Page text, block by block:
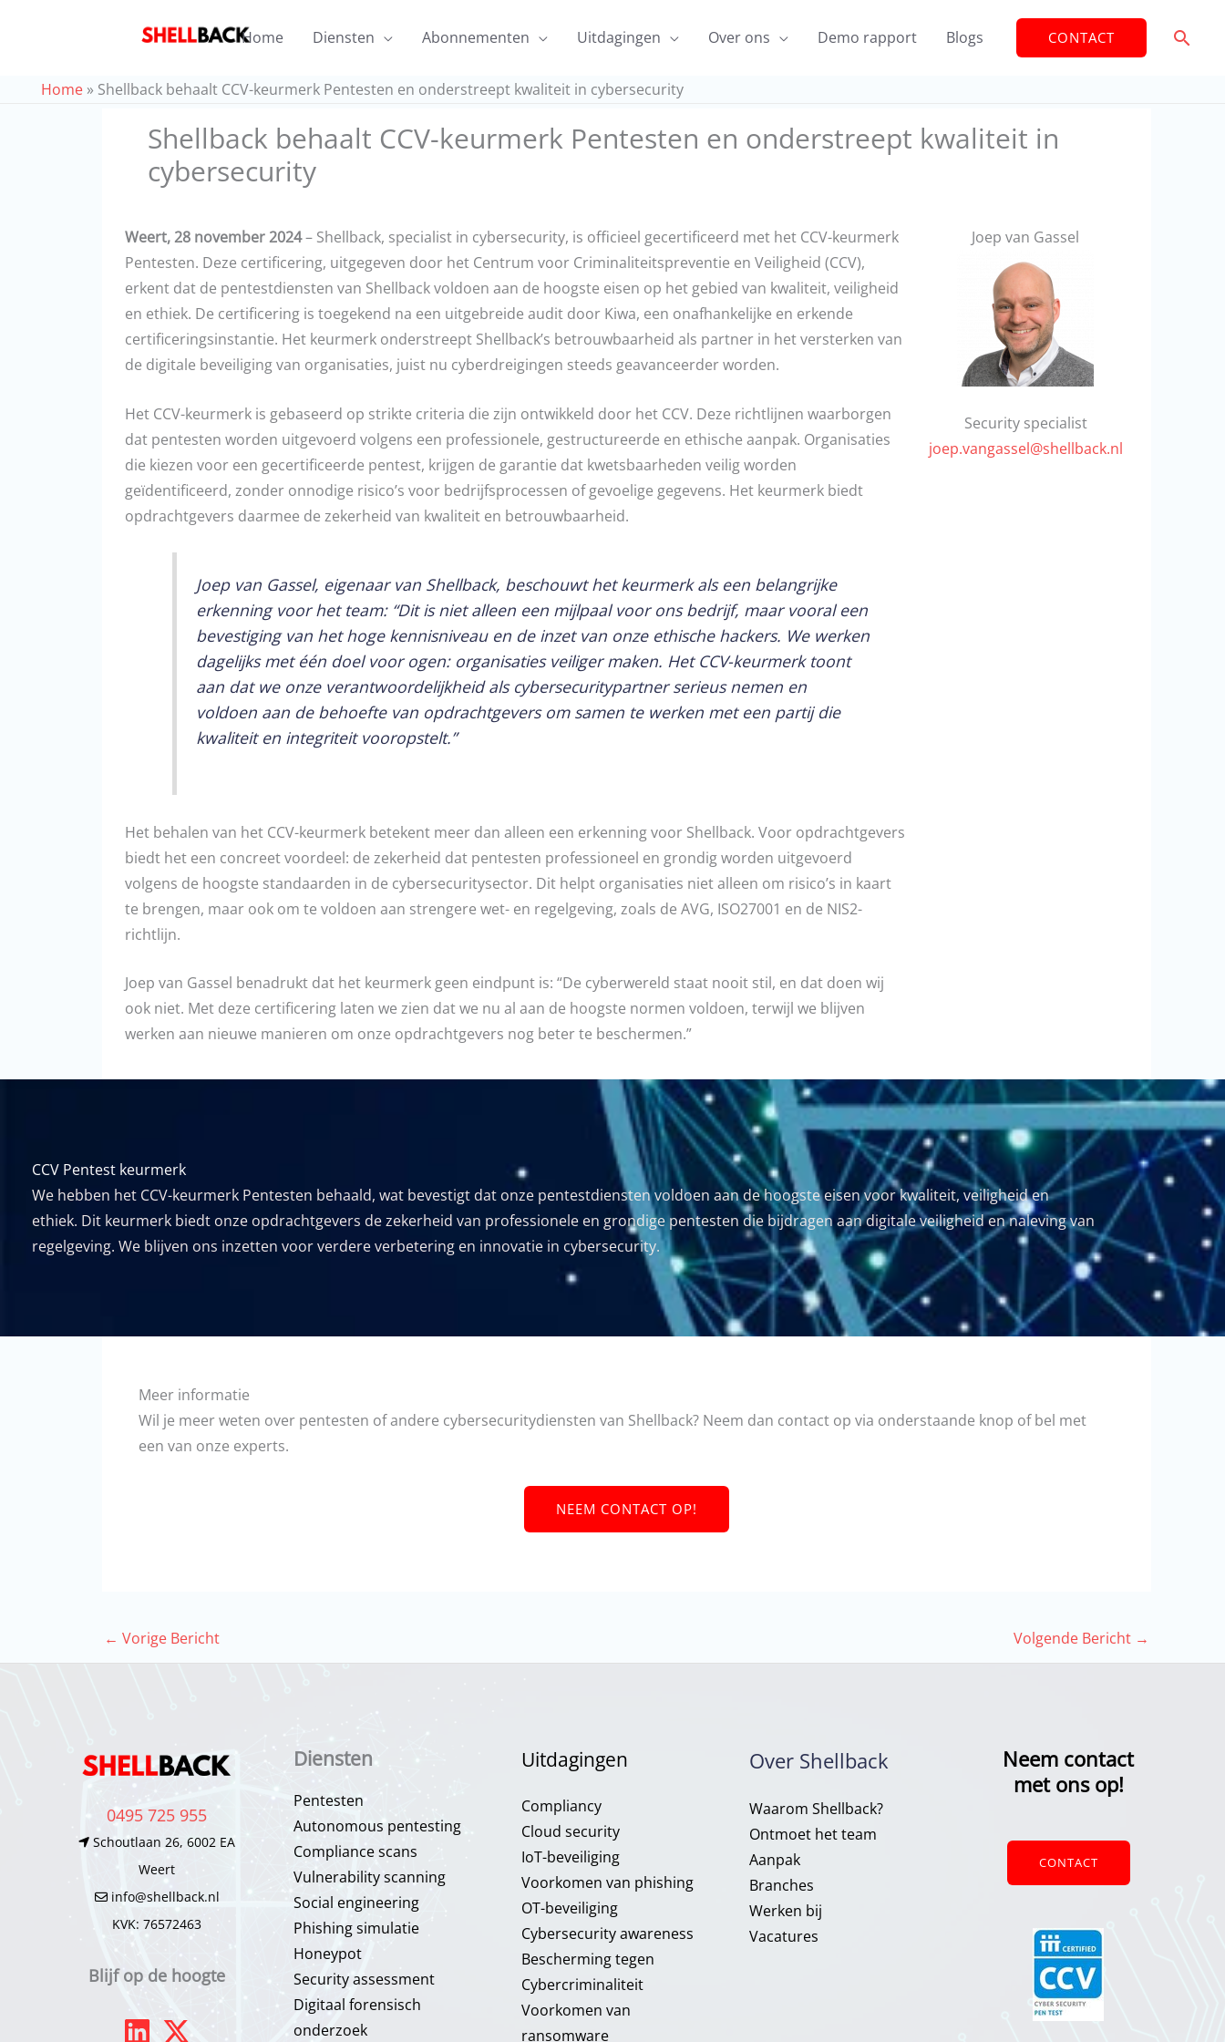
inhoud
Home Diensten Abonnementen Uitdagingen Over ons Demo rapport Blogs CONTACT
Home » Shellback behaalt CCV-keurmerk Pentesten en onderstreept kwaliteit in cybersecurity
Shellback behaalt CCV-keurmerk Pentesten en onderstreept kwaliteit in
cybersecurity
Weert, 28 november 2024– Shellback, specialist in cybersecurity, is officieel gecertificeerd met het CCV-keurmerk
Pentesten. Deze certificering, uitgegeven door het Centrum voor Criminaliteitspreventie en Veiligheid (CCV),
erkent dat de pentestdiensten van Shellback voldoen aan de hoogste eisen op het gebied van kwaliteit, veiligheid
en ethiek. De certificering is toegekend na een uitgebreide audit door Kiwa, een onafhankelijke en erkende
certificeringsinstantie. Het keurmerk onderstreept Shellback’s betrouwbaarheid als partner in het versterken van
de digitale beveiliging van organisaties, juist nu cyberdreigingen steeds geavanceerder worden.
Het CCV-keurmerk is gebaseerd op strikte criteria die zijn ontwikkeld door het CCV. Deze richtlijnen waarborgen
dat pentesten worden uitgevoerd volgens een professionele, gestructureerde en ethische aanpak. Organisaties
die kiezen voor een gecertificeerde pentest, krijgen de garantie dat kwetsbaarheden veilig worden
geïdentificeerd, zonder onnodige risico’s voor bedrijfsprocessen of gevoelige gegevens. Het keurmerk biedt
opdrachtgevers daarmee de zekerheid van kwaliteit en betrouwbaarheid.
Joep van Gassel, eigenaar van Shellback, beschouwt het keurmerk als een belangrijke
erkenning voor het team: “Dit is niet alleen een mijlpaal voor ons bedrijf, maar vooral een
bevestiging van het hoge kennisniveau en de inzet van onze ethische hackers. We werken
dagelijks met één doel voor ogen: organisaties veiliger maken. Het CCV-keurmerk toont
aan dat we onze verantwoordelijkheid als cybersecuritypartner serieus nemen en
voldoen aan de behoefte van opdrachtgevers om samen te werken met een partij die
kwaliteit en integriteit vooropstelt.”
Het behalen van het CCV-keurmerk betekent meer dan alleen een erkenning voor Shellback. Voor opdrachtgevers
biedt het een concreet voordeel: de zekerheid dat pentesten professioneel en grondig worden uitgevoerd
volgens de hoogste standaarden in de cybersecuritysector. Dit helpt organisaties niet alleen om risico’s in kaart
te brengen, maar ook om te voldoen aan strengere wet- en regelgeving, zoals de AVG, ISO27001 en de NIS2-
richtlijn.
Joep van Gassel benadrukt dat het keurmerk geen eindpunt is: “De cyberwereld staat nooit stil, en dat doen wij
ook niet. Met deze certificering laten we zien dat we nu al aan de hoogste normen voldoen, terwijl we blijven
werken aan nieuwe manieren om onze opdrachtgevers nog beter te beschermen.”
Joep van Gassel
Security specialist
joep.vangassel@shellback.nl
CCV Pentest keurmerk
We hebben het CCV-keurmerk Pentesten behaald, wat bevestigt dat onze pentestdiensten voldoen aan de hoogste eisen voor kwaliteit, veiligheid en
ethiek. Dit keurmerk biedt onze opdrachtgevers de zekerheid van professionele en grondige pentesten die bijdragen aan digitale veiligheid en naleving van
regelgeving. We blijven ons inzetten voor verdere verbetering en innovatie in cybersecurity.
Meer informatie
Wil je meer weten over pentesten of andere cybersecuritydiensten van Shellback? Neem dan contact op via onderstaande knop of bel met
een van onze experts.
NEEM CONTACT OP!
← Vorige Bericht Volgende Bericht →
0495 725 955
Schoutlaan 26, 6002 EA
Weert
info@shellback.nl
KVK: 76572463
Blijf op de hoogte
Diensten
Pentesten
Autonomous pentesting
Compliance scans
Vulnerability scanning
Social engineering
Phishing simulatie
Honeypot​
Security assessment
Digitaal forensisch
onderzoek
Uitdagingen
Compliancy​
Cloud security
IoT-beveiliging
Voorkomen van phishing
OT-beveiliging
Cybersecurity awareness
Bescherming tegen
Cybercriminaliteit
Voorkomen van
ransomware
Over Shellback
Waarom Shellback?
Ontmoet het team
Aanpak
Branches
Werken bij
Vacatures
Neem contact
met ons op!
CONTACT